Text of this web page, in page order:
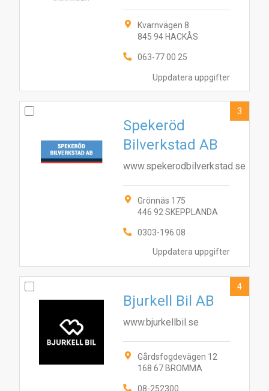
Uppdatera uppgifter
Kvarnvägen 8
845 94 HACKÅS
063-77 00 25
Uppdatera uppgifter
Spekeröd
Bilverkstad AB
www.spekerodbilverkstad.se
Grönnäs 175
446 92 SKEPPLANDA
0303-196 08
3
Bjurkell Bil AB
www.bjurkellbil.se
Gårdsfogdevägen 12
168 67 BROMMA
08-252300
4